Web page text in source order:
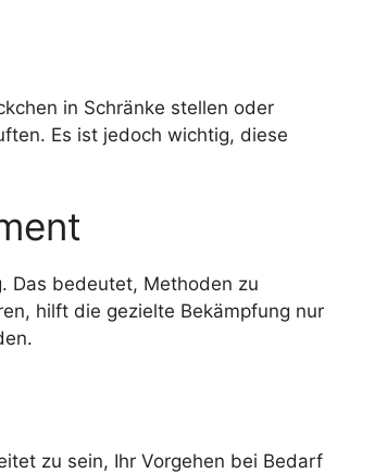
in Schränke stellen oder
Es ist jedoch wichtig, diese
Das bedeutet, Methoden zu
hilft die gezielte Bekämpfung nur
zu sein, Ihr Vorgehen bei Bedarf